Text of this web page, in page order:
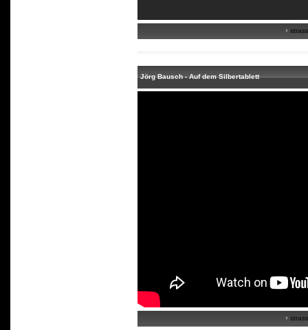
Jörg Bausch - Auf dem Silbertablett